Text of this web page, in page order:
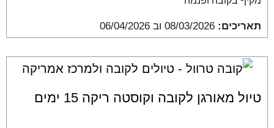
תאריכים: 08/03/2026 וב 06/04/2026
טיול מאורגן לקובה וקוסטה ריקה 15 ימים